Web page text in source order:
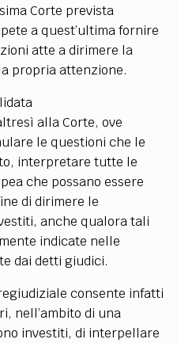
Corte prevista
a quest’ultima fornire
atte a dirimere la
propria attenzione.
alla Corte, ove
le questioni che le
interpretare tutte le
che possano essere
di dirimere le
anche qualora tali
indicate nelle
dai detti giudici.
consente infatti
nell’ambito di una
investiti, di interpellare